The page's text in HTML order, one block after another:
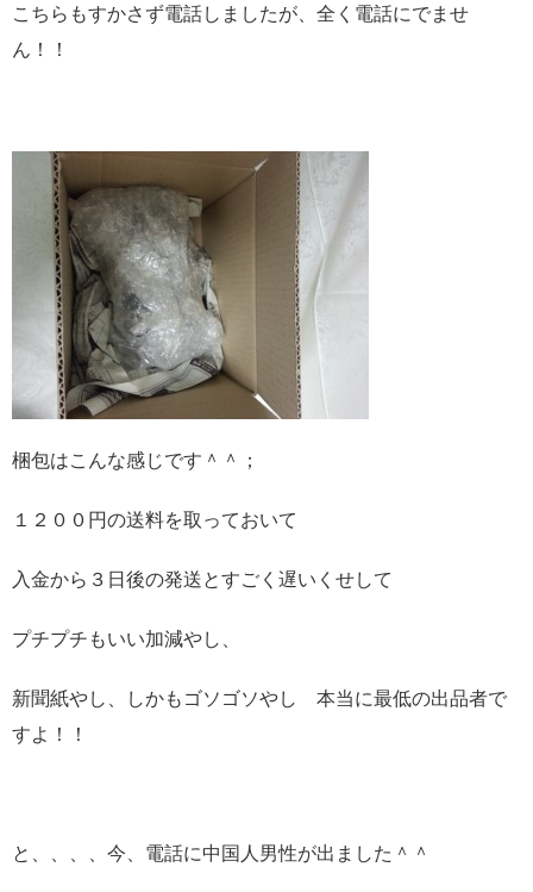
こちらもすかさず電話しましたが、全く電話にでませ
ん！！
梱包はこんな感じです＾＾；
１２００円の送料を取っておいて
入金から３日後の発送とすごく遅いくせして
プチプチもいい加減やし、
新聞紙やし、しかもゴソゴソやし 本当に最低の出品者で
すよ！！
と、、、、今、電話に中国人男性が出ました＾＾